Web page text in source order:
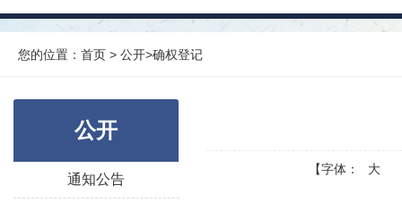
您的位置： 首页 > 公开>确权登记
公开
通知公告
【字体： 大